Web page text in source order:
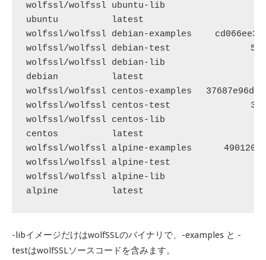
wolfssl/wolfssl ubuntu-lib      　　　　　　　　
ubuntu          latest          　　　　　　　　　　
wolfssl/wolfssl debian-examples 　　
wolfssl/wolfssl debian-test     　　　　　　
wolfssl/wolfssl debian-lib      　　　　　　　　
debian          latest          　　　　　　　　　
wolfssl/wolfssl centos-examples 　
wolfssl/wolfssl centos-test    　　　　　 　
wolfssl/wolfssl centos-lib     　　　　　　　 　
centos          latest         　　　　　　　　　　
wolfssl/wolfssl alpine-examples 　　　
wolfssl/wolfssl alpine-test     　　　　　　　　
wolfssl/wolfssl alpine-lib      　　　　　　　　
alpine          latest         　　　　　　　　　　
-libイメージだけはwolfSSLのバイナリで、-examples と -
testはwolfSSLソースコードを含みます。